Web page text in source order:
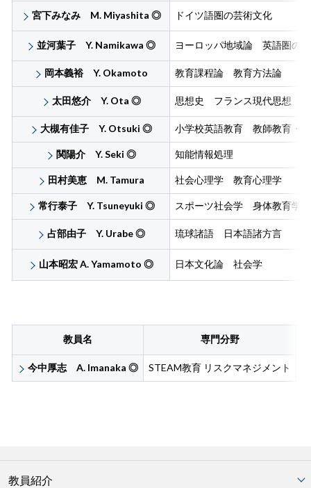
宮下みなみ M. Miyashita ◎ ドイツ語圏の芸術文化
並河葉子 Y. Namikawa ◎ ヨーロッパ地域論 英語圏の
岡本義裕 Y. Okamoto 教育課程論 教育方法論
太田悠介 Y. Ota ◎ 思想史 フランス現代思想
大槻有佳子 Y. Otsuki ◎ 小学校英語教育 教師教育・
関陽介 Y. Seki ◎ 知能情報処理
田村美恵 M. Tamura 社会心理学 教育心理学
常行泰子 Y. Tsuneyuki ◎ スポーツ社会学 身体教育学
占部由子 Y. Urabe◎ 琉球諸語 日本語諸方言
山本昭宏 A. Yamamoto ◎ 日本文化論 社会学
教員名 専門分野
今中厚志 A. Imanaka ◎ STEAM教育 リスクマネジメント
教員紹介